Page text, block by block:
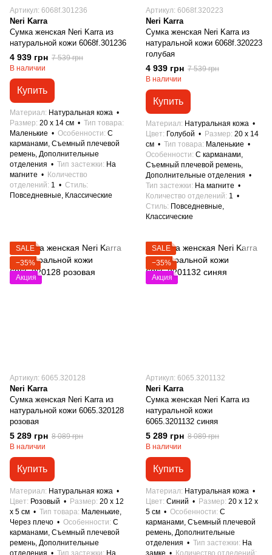
Артикул: 6068f.301236
Neri Karra
Сумка женская Neri Karra из
натуральной кожи 6068f.301236
4 939 грн 7 539 грн
В наличии
Купить
Материал
Натуральная кожа
Размер 20 x 14 см
Тип товара
Маленькие
Особенности С
карманами, Съемный плечевой
ремень, Дополнительные
отделения
Тип застежки
На
магните
Количество
отделений 1
Стиль
Повседневные, Классические
Артикул: 6068f.320223
Neri Karra
Сумка женская Neri Karra из
натуральной кожи 6068f.320223
голубая
4 939 грн 7 539 грн
В наличии
Купить
Материал
Натуральная кожа
Цвет
Голубой Размер 20 x 14
см
Тип товара Маленькие
Особенности С карманами,
Съемный плечевой ремень,
Дополнительные отделения
Тип застежки
На магните
Количество отделений 1
Стиль Повседневные,
Классические
SALE
−35%
Акция
Артикул: 6065.320128
Neri Karra
Сумка женская Neri Karra из
натуральной кожи 6065.320128
розовая
5 289 грн 8 089 грн
В наличии
Купить
Материал
Натуральная кожа
Цвет
Розовый Размер 20 x 12
x 5 см
Тип товара Маленькие,
Через плечо
Особенности С
карманами, Съемный плечевой
ремень, Дополнительные
отделения
Тип застежки На
SALE
−35%
Акция
Артикул: 6065.3201132
Neri Karra
Сумка женская Neri Karra из
натуральной кожи
6065.3201132 синяя
5 289 грн 8 089 грн
В наличии
Купить
Материал
Натуральная кожа
Цвет Синий Размер 20 x 12 x
5 см
Особенности С
карманами, Съемный плечевой
ремень, Дополнительные
отделения
Тип застежки
На
замке
Количество отделений